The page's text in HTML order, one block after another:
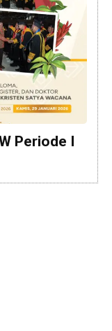
Periode I